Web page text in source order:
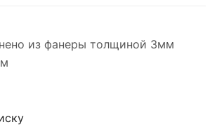
из фанеры толщиной 3мм